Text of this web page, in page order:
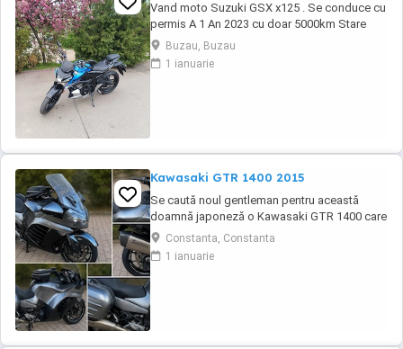
Vand moto Suzuki GSX x125 . Se conduce cu
permis A 1 An 2023 cu doar 5000km Stare
impecabila , fara cazaturi ITP valabil pana in
noiembrie 2027 Revizii si schimb de ulei in
service autorizat
Buzau, Buzau
1 ianuarie
Kawasaki GTR 1400 2015
Se caută noul gentleman pentru această
doamnă japoneză o Kawasaki GTR 1400 care
încă întoarce priviri și iubește kilometrii. A fost
răsfățată, întreținută la timp și tratată cu
respect. O dau doar cuiva care va avea grijă
Constanta, Constanta
1 ianuarie